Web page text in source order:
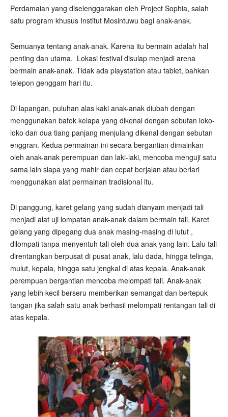
Perdamaian yang diselenggarakan oleh Project Sophia, salah
satu program khusus Institut Mosintuwu bagi anak-anak.
Semuanya tentang anak-anak. Karena itu bermain adalah hal
penting dan utama. Lokasi festival disulap menjadi arena
bermain anak-anak. Tidak ada playstation atau tablet, bahkan
telepon genggam hari itu.
Di lapangan, puluhan alas kaki anak-anak diubah dengan
menggunakan batok kelapa yang dikenal dengan sebutan loko-
loko dan dua tiang panjang menjulang dikenal dengan sebutan
enggran. Kedua permainan ini secara bergantian dimainkan
oleh anak-anak perempuan dan laki-laki, mencoba menguji satu
sama lain siapa yang mahir dan cepat berjalan atau berlari
menggunakan alat permainan tradisional itu.
Di panggung, karet gelang yang sudah dianyam menjadi tali
menjadi alat uji lompatan anak-anak dalam bermain tali. Karet
gelang yang dipegang dua anak masing-masing di lutut ,
dilompati tanpa menyentuh tali oleh dua anak yang lain. Lalu tali
direntangkan berpusat di pusat anak, lalu dada, hingga telinga,
mulut, kepala, hingga satu jengkal di atas kepala. Anak-anak
perempuan bergantian mencoba melompati tali. Anak-anak
yang lebih kecil berseru memberikan semangat dan bertepuk
tangan jika salah satu anak berhasil melompati rentangan tali di
atas kepala.